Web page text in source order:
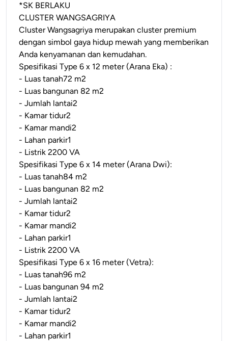
*SK BERLAKU
CLUSTER WANGSAGRIYA
Cluster Wangsagriya merupakan cluster premium
dengan simbol gaya hidup mewah yang memberikan
Anda kenyamanan dan kemudahan.
Spesifikasi Type 6 x 12 meter (Arana Eka) :
- Luas tanah72 m2
- Luas bangunan 82 m2
- Jumlah lantai2
- Kamar tidur2
- Kamar mandi2
- Lahan parkir1
- Listrik 2200 VA
Spesifikasi Type 6 x 14 meter (Arana Dwi):
- Luas tanah84 m2
- Luas bangunan 82 m2
- Jumlah lantai2
- Kamar tidur2
- Kamar mandi2
- Lahan parkir1
- Listrik 2200 VA
Spesifikasi Type 6 x 16 meter (Vetra):
- Luas tanah96 m2
- Luas bangunan 94 m2
- Jumlah lantai2
- Kamar tidur2
- Kamar mandi2
- Lahan parkir1